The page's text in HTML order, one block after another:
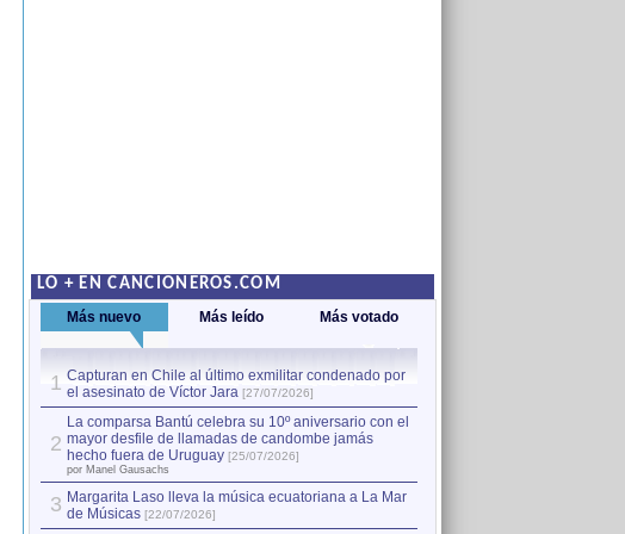
LO + EN CANCIONEROS.COM
Más nuevo Más leído Más votado
1 Capturan en Chile al último exmilitar condenado por
el asesinato de Víctor Jara [27/07/2026]
2
La comparsa Bantú celebra su 10º aniversario con el
mayor desfile de llamadas de candombe jamás
hecho fuera de Uruguay [25/07/2026]
por Manel Gausachs
3 Margarita Laso lleva la música ecuatoriana a La Mar
de Músicas [22/07/2026]